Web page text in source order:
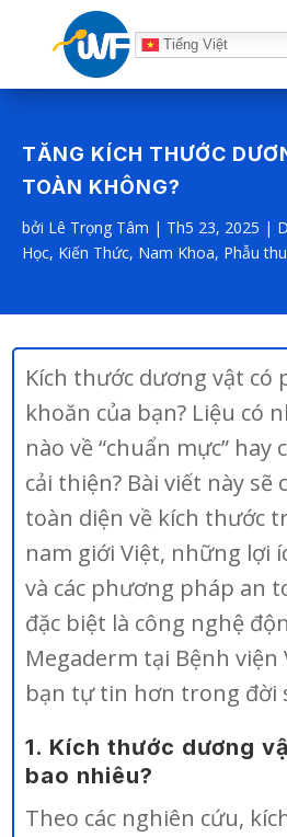
Tiếng Việt
TĂNG KÍCH THƯỚC
TOÀN KHÔNG?
bởi Lê Trọng Tâm | Th5 23, 2025 |
Học, Kiến Thức, Nam Khoa, Phẫu
Kích thước dương vật có
khoăn của bạn? Liệu có
nào về “chuẩn mực”
cải thiện? Bài viết này sẽ
toàn diện về kích thước
nam giới Việt, những lợi
và các phương pháp an
đặc biệt là công nghệ
Megaderm tại Bệnh viện
bạn tự tin hơn trong đời
1. Kích thước dương
bao nhiêu?
Theo các nghiên cứu,